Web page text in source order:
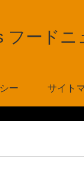
フードニ
ー サイト